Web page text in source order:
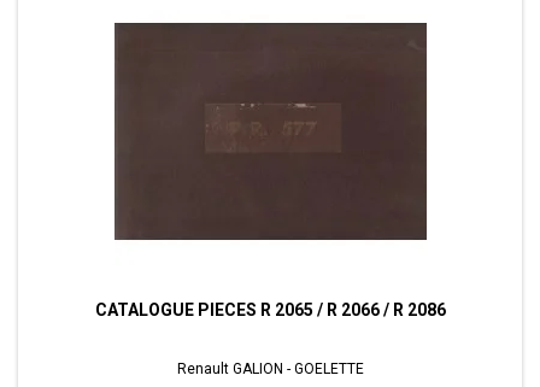
CATALOGUE PIECES R 2065 / R 2066 / R 2086
Renault GALION - GOELETTE